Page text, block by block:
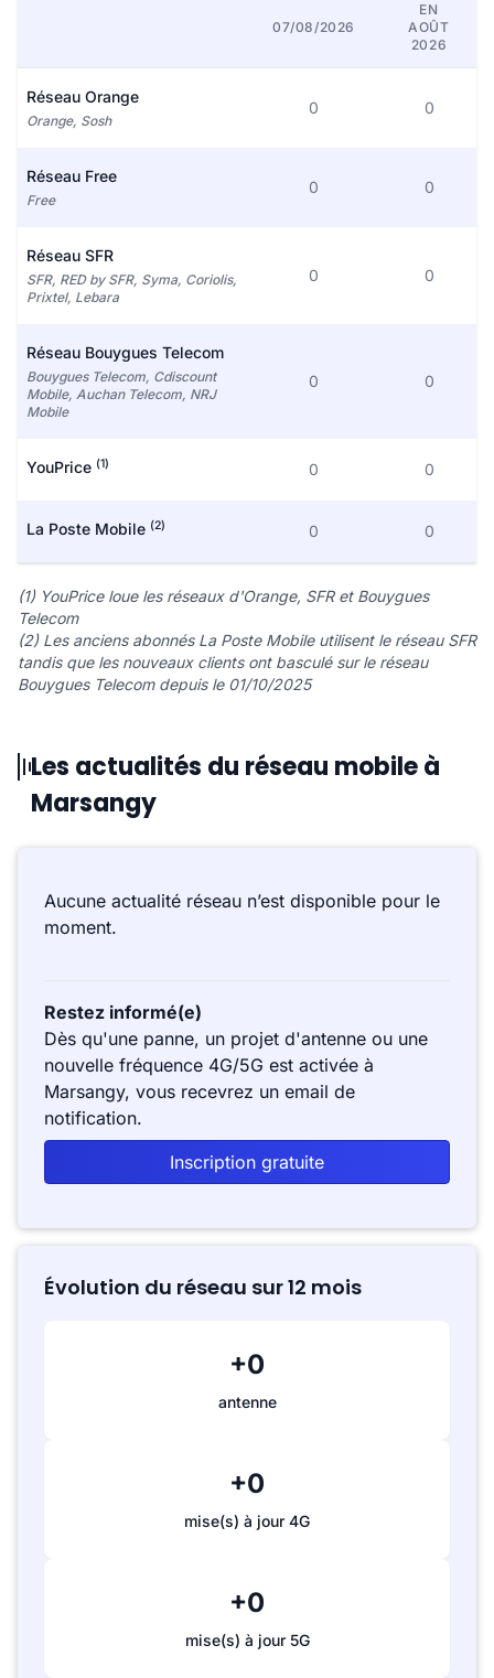
07/08/2026
EN
AOÛT
2026
Réseau Orange
Orange, Sosh
0 0
Réseau Free
Free
0 0
Réseau SFR
SFR, RED by SFR, Syma, Coriolis,
Prixtel, Lebara
0 0
Réseau Bouygues Telecom
Bouygues Telecom, Cdiscount
Mobile, Auchan Telecom, NRJ
Mobile
0 0
YouPrice (1) 0 0
La Poste Mobile (2) 0 0
(1) YouPrice loue les réseaux d'Orange, SFR et Bouygues
Telecom
(2) Les anciens abonnés La Poste Mobile utilisent le réseau SFR
tandis que les nouveaux clients ont basculé sur le réseau
Bouygues Telecom depuis le 01/10/2025
Les actualités du réseau mobile à
Marsangy
Aucune actualité réseau n’est disponible pour le
moment.
Restez informé(e)
Dès qu'une panne, un projet d'antenne ou une
nouvelle fréquence 4G/5G est activée à
Marsangy, vous recevrez un email de
notification.
Inscription gratuite
Évolution du réseau sur 12 mois
+0
antenne
+0
mise(s) à jour 4G
+0
mise(s) à jour 5G